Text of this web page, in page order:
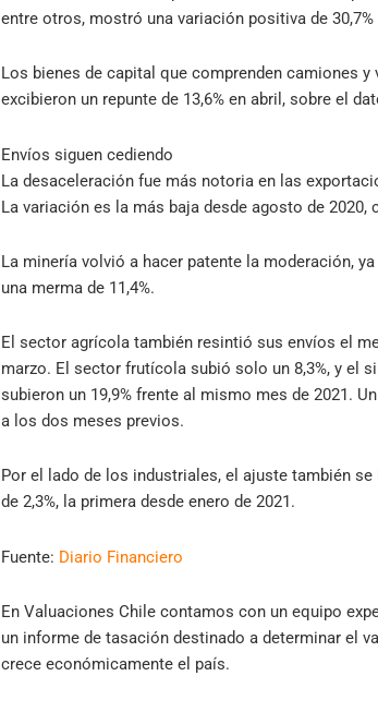
entre otros, mostró una variación positiva de
Los bienes de capital que comprenden camiones
excibieron un repunte de 13,6% en abril, sobre el
Envíos siguen cediendo
La desaceleración fue más notoria en las
La variación es la más baja desde agosto de
La minería volvió a hacer patente la moderación,
una merma de 11,4%.
El sector agrícola también resintió sus envíos el
marzo. El sector frutícola subió solo un 8,3%, y el
subieron un 19,9% frente al mismo mes de 2021.
a los dos meses previos.
Por el lado de los industriales, el ajuste también
de 2,3%, la primera desde enero de 2021.
Fuente: Diario Financiero
En Valuaciones Chile contamos con un equipo
un informe de tasación destinado a determinar el
crece económicamente el país.